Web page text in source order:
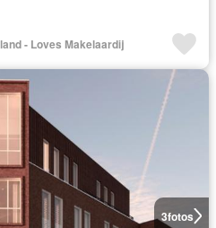
- Loves Makelaardij
3fotos